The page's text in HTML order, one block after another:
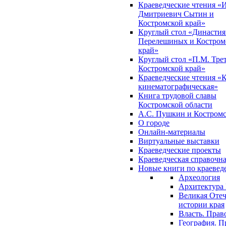
Краеведческие чтения
Дмитриевич Сытин и
Костромской край»
Круглый стол
Перелешиных и
край»
Круглый стол «П.М.
Костромской край»
Краеведческие чтения
кинематографическая»
Книга трудовой славы
Костромской области
А.С. Пушкин и
О городе
Онлайн-материалы
Виртуальные выставки
Краеведческие проекты
Краеведческая
Новые книги по
Археология
Архитектура
Великая
истории края
Власть.
География.